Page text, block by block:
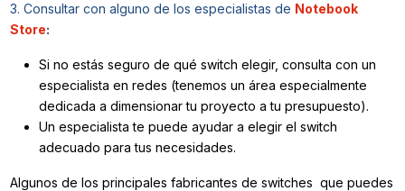
3. Consultar con alguno de los especialistas de Notebook
Store:
Si no estás seguro de qué switch elegir, consulta con un
especialista en redes (tenemos un área especialmente
dedicada a dimensionar tu proyecto a tu presupuesto).
Un especialista te puede ayudar a elegir el switch
adecuado para tus necesidades.
Algunos de los principales fabricantes de switches que puedes